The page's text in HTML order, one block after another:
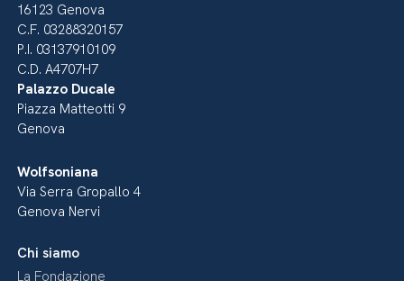
16123 Genova
C.F. 03288320157
P.I. 03137910109
C.D. A4707H7
Palazzo Ducale
Piazza Matteotti 9
Genova
Wolfsoniana
Via Serra Gropallo 4
Genova Nervi
Chi siamo
La Fondazione